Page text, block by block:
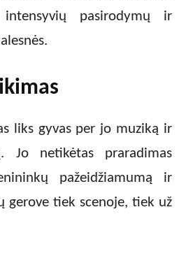
pasirodymų ir
liks gyvas per jo muziką ir
Jo netikėtas praradimas
pažeidžiamumą ir
gerove tiek scenoje, tiek už